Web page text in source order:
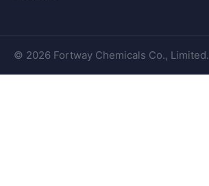
© 2026 Fortway Chemicals Co., Limited.